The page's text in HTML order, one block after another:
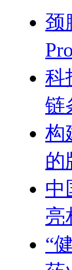
颈
科
链
构
的
中
亮
“